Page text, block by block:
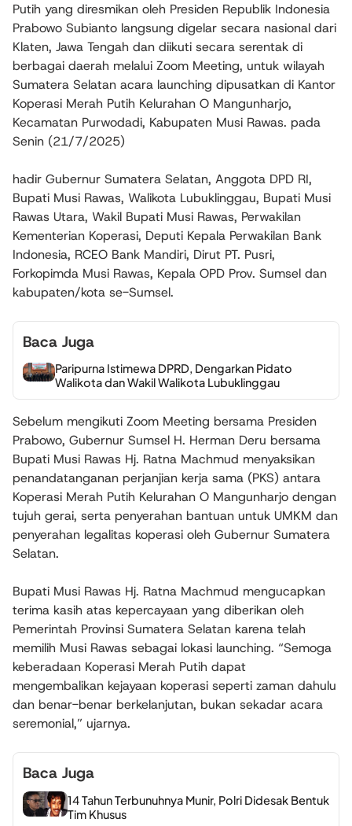
Putih yang diresmikan oleh Presiden Republik Indonesia
Prabowo Subianto langsung digelar secara nasional dari
Klaten, Jawa Tengah dan diikuti secara serentak di
berbagai daerah melalui Zoom Meeting, untuk wilayah
Sumatera Selatan acara launching dipusatkan di Kantor
Koperasi Merah Putih Kelurahan O Mangunharjo,
Kecamatan Purwodadi, Kabupaten Musi Rawas. pada
Senin (21/7/2025)
hadir Gubernur Sumatera Selatan, Anggota DPD RI,
Bupati Musi Rawas, Walikota Lubuklinggau, Bupati Musi
Rawas Utara, Wakil Bupati Musi Rawas, Perwakilan
Kementerian Koperasi, Deputi Kepala Perwakilan Bank
Indonesia, RCEO Bank Mandiri, Dirut PT. Pusri,
Forkopimda Musi Rawas, Kepala OPD Prov. Sumsel dan
kabupaten/kota se-Sumsel.
Baca Juga
Paripurna Istimewa DPRD, Dengarkan Pidato
Walikota dan Wakil Walikota Lubuklinggau
Sebelum mengikuti Zoom Meeting bersama Presiden
Prabowo, Gubernur Sumsel H. Herman Deru bersama
Bupati Musi Rawas Hj. Ratna Machmud menyaksikan
penandatanganan perjanjian kerja sama (PKS) antara
Koperasi Merah Putih Kelurahan O Mangunharjo dengan
tujuh gerai, serta penyerahan bantuan untuk UMKM dan
penyerahan legalitas koperasi oleh Gubernur Sumatera
Selatan.
Bupati Musi Rawas Hj. Ratna Machmud mengucapkan
terima kasih atas kepercayaan yang diberikan oleh
Pemerintah Provinsi Sumatera Selatan karena telah
memilih Musi Rawas sebagai lokasi launching. “Semoga
keberadaan Koperasi Merah Putih dapat
mengembalikan kejayaan koperasi seperti zaman dahulu
dan benar-benar berkelanjutan, bukan sekadar acara
seremonial,” ujarnya.
Baca Juga
14 Tahun Terbunuhnya Munir, Polri Didesak Bentuk
Tim Khusus